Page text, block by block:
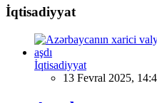
İqtisadiyyat
İqtisadiyyat
13 Fevral 2025,